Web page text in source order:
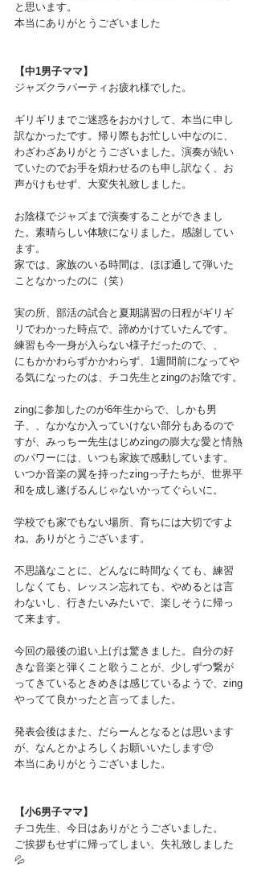
と思います。
本当にありがとうございました
【中1男子ママ】
ジャズクラパーティお疲れ様でした。
ギリギリまでご迷惑をおかけして、本当に申し
訳なかったです。帰り際もお忙しい中なのに、
わざわざありがとうございました。演奏が続い
ていたのでお手を煩わせるのも申し訳なく、お
声がけもせず、大変失礼致しました。
お陰様でジャズまで演奏することができまし
た。素晴らしい体験になりました。感謝してい
ます。
家では、家族のいる時間は、ほぼ通して弾いた
ことなかったのに（笑）
実の所、部活の試合と夏期講習の日程がギリギ
リでわかった時点で、諦めかけていたんです。
練習も今一身が入らない様子だったので、、
にもかかわらずかかわらず、1週間前になってや
る気になったのは、チコ先生とzingのお陰です。
zingに参加したのが6年生からで、しかも男
子、、なかなか入っていけない部分もあるので
すが、みっちー先生はじめzingの膨大な愛と情熱
のパワーには、いつも家族で感動しています。
いつか音楽の翼を持ったzingっ子たちが、世界平
和を成し遂げるんじゃないかってぐらいに。
学校でも家でもない場所、育ちには大切ですよ
ね。ありがとうございます。
不思議なことに、どんなに時間なくても、練習
しなくても、レッスン忘れても、やめるとは言
わないし、行きたいみたいで、楽しそうに帰っ
て来ます。
今回の最後の追い上げは驚きました。自分の好
きな音楽と弾くこと歌うことが、少しずつ繋が
ってきているときめきは感じているようで、zing
やってて良かったと言ってました。
発表会後はまた、だらーんとなるとは思います
が、なんとかよろしくお願いいたします🥺
本当にありがとうございました。
【小6男子ママ】
チコ先生、今日はありがとうございました。
ご挨拶もせずに帰ってしまい、失礼致しました
💦